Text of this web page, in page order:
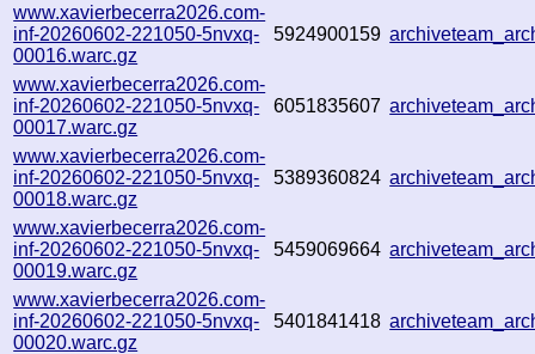
www.xavierbecerra2026.com-
inf-20260602-221050-5nvxq-
00016.warc.gz
5924900159
www.xavierbecerra2026.com-
inf-20260602-221050-5nvxq-
00017.warc.gz
6051835607
www.xavierbecerra2026.com-
inf-20260602-221050-5nvxq-
00018.warc.gz
5389360824
www.xavierbecerra2026.com-
inf-20260602-221050-5nvxq-
00019.warc.gz
5459069664
www.xavierbecerra2026.com-
inf-20260602-221050-5nvxq-
00020.warc.gz
5401841418